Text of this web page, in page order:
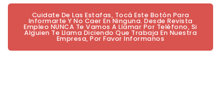
Cuidate De Las Estafas, Tocá Este Botón Para
Informarte Y No Caer En Ninguna. Desde Revista
Empleo NUNCA Te Vamos A Llamar Por Teléfono, Si
Alguien Te Llama Diciendo Que Trabaja En Nuestra
Empresa, Por Favor Informanos